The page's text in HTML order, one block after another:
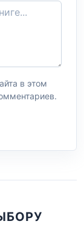
в этом